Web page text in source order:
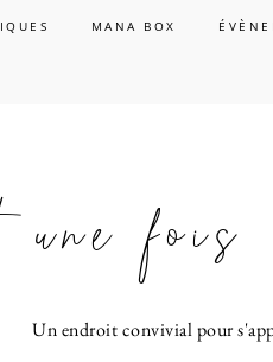
MANA BOX
Un endroit convivial pour